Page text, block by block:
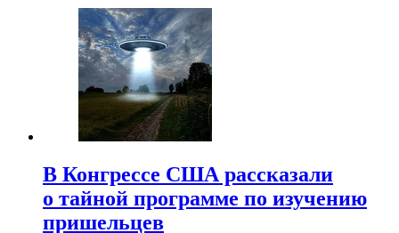
В Конгрессе США рассказали
о тайной программе по изучению
пришельцев